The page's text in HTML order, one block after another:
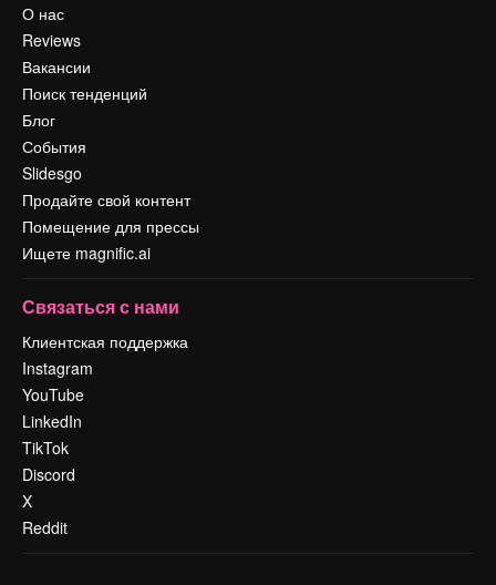
О нас
Reviews
Вакансии
Поиск тенденций
Блог
События
Slidesgo
Продайте свой контент
Помещение для прессы
Ищете magnific.ai
Связаться с нами
Клиентская поддержка
Instagram
YouTube
LinkedIn
TikTok
Discord
X
Reddit